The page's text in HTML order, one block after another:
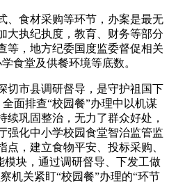
食材采购等环节，办案是最无
大执纪执度，教育、财务等部分
等，地方纪委国度监委督促相关
食堂及供餐环境等底数。
市县调研督导，是守护祖国下
面排查“校园餐”办理中以机谋
续巩固整治，无力了群众好处，
强化中小学校园食堂智治监管监
，建立食物平安、投标采购、
模块，通过调研督导、下发工做
机关紧盯“校园餐”办理的“环节